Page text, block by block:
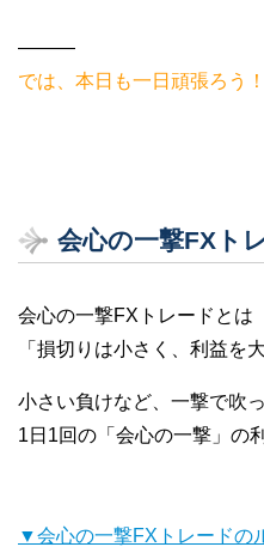
———
では、本日も一日頑張ろう！
会心の一撃FXト
会心の一撃FXトレードとは
「損切りは小さく、利益を
小さい負けなど、一撃で吹
1日1回の「会心の一撃」の
▼会心の一撃FXトレードの